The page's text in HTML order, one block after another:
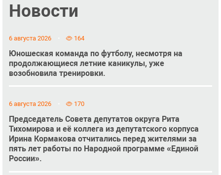
Новости
6 августа 2026 164
Юношеская команда по футболу, несмотря на
продолжающиеся летние каникулы, уже
возобновила тренировки.
6 августа 2026 170
Председатель Совета депутатов округа Рита
Тихомирова и её коллега из депутатского корпуса
Ирина Кормакова отчитались перед жителями за
пять лет работы по Народной программе «Единой
России».